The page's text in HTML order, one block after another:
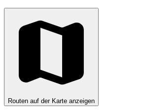
Routen auf der Karte anzeigen